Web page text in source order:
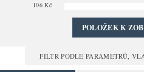
106 Kč
POLOŽEK K
FILTR PODLE PARAMETRŮ,